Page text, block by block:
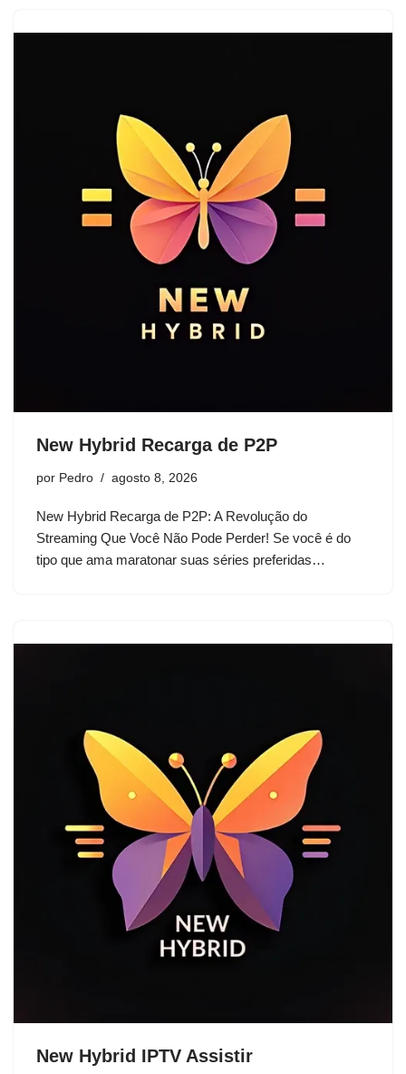
New Hybrid Recarga de P2P
por Pedro agosto 8, 2026
New Hybrid Recarga de P2P: A Revolução do
Streaming Que Você Não Pode Perder! Se você é do
tipo que ama maratonar suas séries preferidas…
New Hybrid IPTV Assistir